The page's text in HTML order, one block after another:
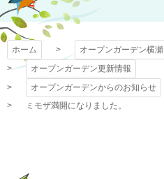
プ
ホーム
オープンガーデン横瀬
オープンガーデン更新情報
オープンガーデンからのお知らせ
ミモザ満開になりました。